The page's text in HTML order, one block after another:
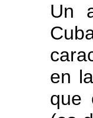
Un
en
que